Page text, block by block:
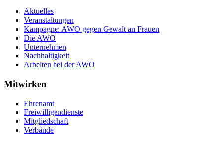
Aktuelles
Veranstaltungen
Kampagne: AWO gegen Gewalt an Frauen
Die AWO
Unternehmen
Nachhaltigkeit
Arbeiten bei der AWO
Mitwirken
Ehrenamt
Freiwilligendienste
Mitgliedschaft
Verbände